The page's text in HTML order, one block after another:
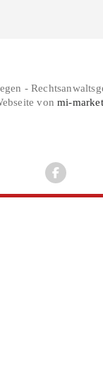
-
vonmi-